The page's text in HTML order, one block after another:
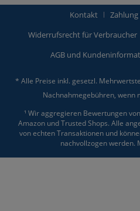
Kontakt
Widerrufsrecht für Verbraucher
AGB und
* Alle Preise inkl. gesetzl.
Nachnahmegebühren, wenn
¹ Wir aggregieren Bewertungen
Amazon und Trusted Shops. Alle
von echten Transaktionen und
nachvollzogen werden.